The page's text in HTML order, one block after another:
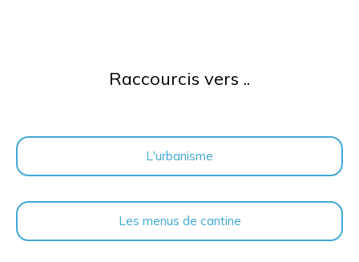
Raccourcis vers ..
L'urbanisme
Les menus de cantine